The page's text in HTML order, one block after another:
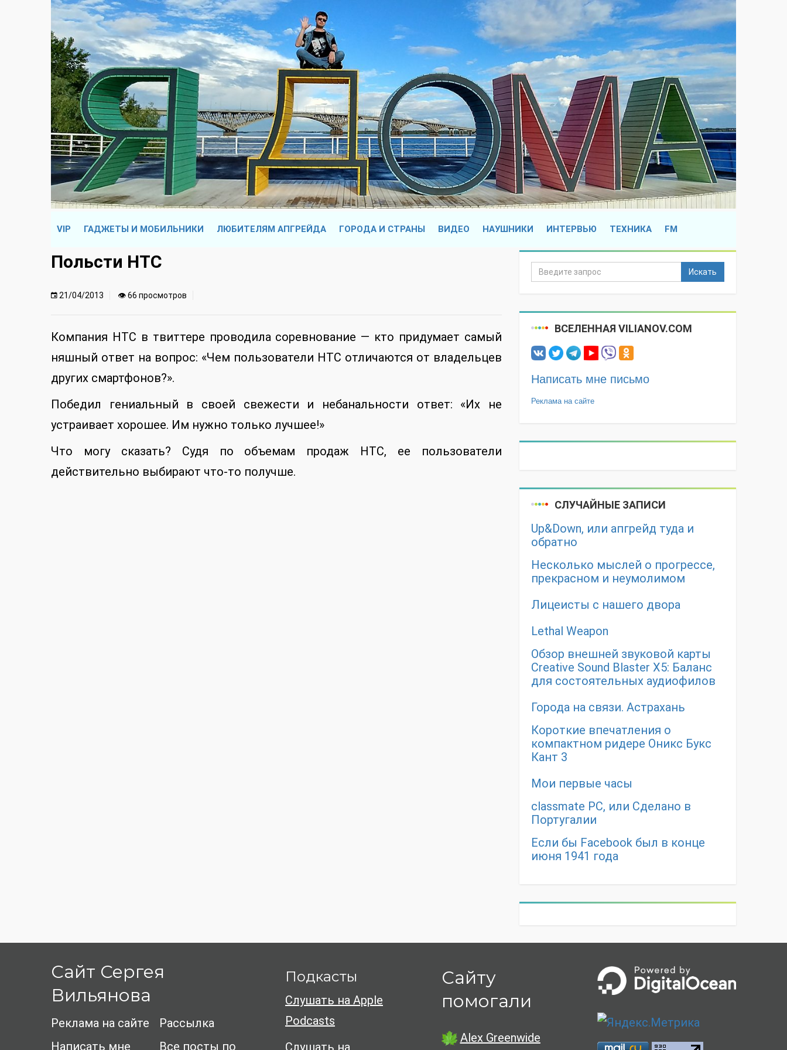
VIP ГАДЖЕТЫ И МОБИЛЬНИКИ ЛЮБИТЕЛЯМ АПГРЕЙДА ГОРОДА И СТРАНЫ ВИДЕО НАУШНИКИ ИНТЕРВЬЮ ТЕХНИКА FM
Польсти HTC
21/04/2013 👁 66 просмотров
Компания HTC в твиттере проводила соревнование — кто придумает самый
няшный ответ на вопрос: «Чем пользователи HTC отличаются от владельцев
других смартфонов?».
Победил гениальный в своей свежести и небанальности ответ: «Их не
устраивает хорошее. Им нужно только лучшее!»
Что могу сказать? Судя по объемам продаж НТС, ее пользователи
действительно выбирают что-то получше.
Искать
ВСЕЛЕННАЯ VILIANOV.COM
Написать мне письмо
Реклама на сайте
СЛУЧАЙНЫЕ ЗАПИСИ
Up&Down, или апгрейд туда и
обратно
Несколько мыслей о прогрессе,
прекрасном и неумолимом
Лицеисты с нашего двора
Lethal Weapon
Обзор внешней звуковой карты
Creative Sound Blaster X5: Баланс
для состоятельных аудиофилов
Города на связи. Астрахань
Короткие впечатления о
компактном ридере Оникс Букс
Кант 3
Мои первые часы
classmate PC, или Сделано в
Португалии
Если бы Facebook был в конце
июня 1941 года
Сайт Сергея
Вильянова
Реклама на сайте
Написать мне
Рассылка
Все посты по
Подкасты
Слушать на Apple
Podcasts
Слушать на
Сайту
помогали
Alex Greenwide